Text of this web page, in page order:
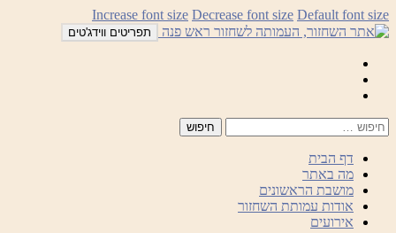
לדלג
לתוכן
Increase font size Decrease font size Default font size
תפריטים ווידג'טים
דף הבית
מה באתר
מושבת הראשונים
אודות עמותת השחזור
אירועים